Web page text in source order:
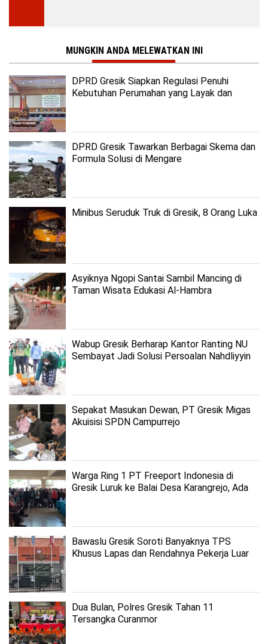
MUNGKIN ANDA MELEWATKAN INI
DPRD Gresik Siapkan Regulasi Penuhi
Kebutuhan Perumahan yang Layak dan
DPRD Gresik Tawarkan Berbagai Skema dan
Formula Solusi di Mengare
Minibus Seruduk Truk di Gresik, 8 Orang Luka
Asyiknya Ngopi Santai Sambil Mancing di
Taman Wisata Edukasi Al-Hambra
Wabup Gresik Berharap Kantor Ranting NU
Sembayat Jadi Solusi Persoalan Nahdliyyin
Sepakat Masukan Dewan, PT Gresik Migas
Akuisisi SPDN Campurrejo
Warga Ring 1 PT Freeport Indonesia di
Gresik Luruk ke Balai Desa Karangrejo, Ada
Bawaslu Gresik Soroti Banyaknya TPS
Khusus Lapas dan Rendahnya Pekerja Luar
Dua Bulan, Polres Gresik Tahan 11
Tersangka Curanmor